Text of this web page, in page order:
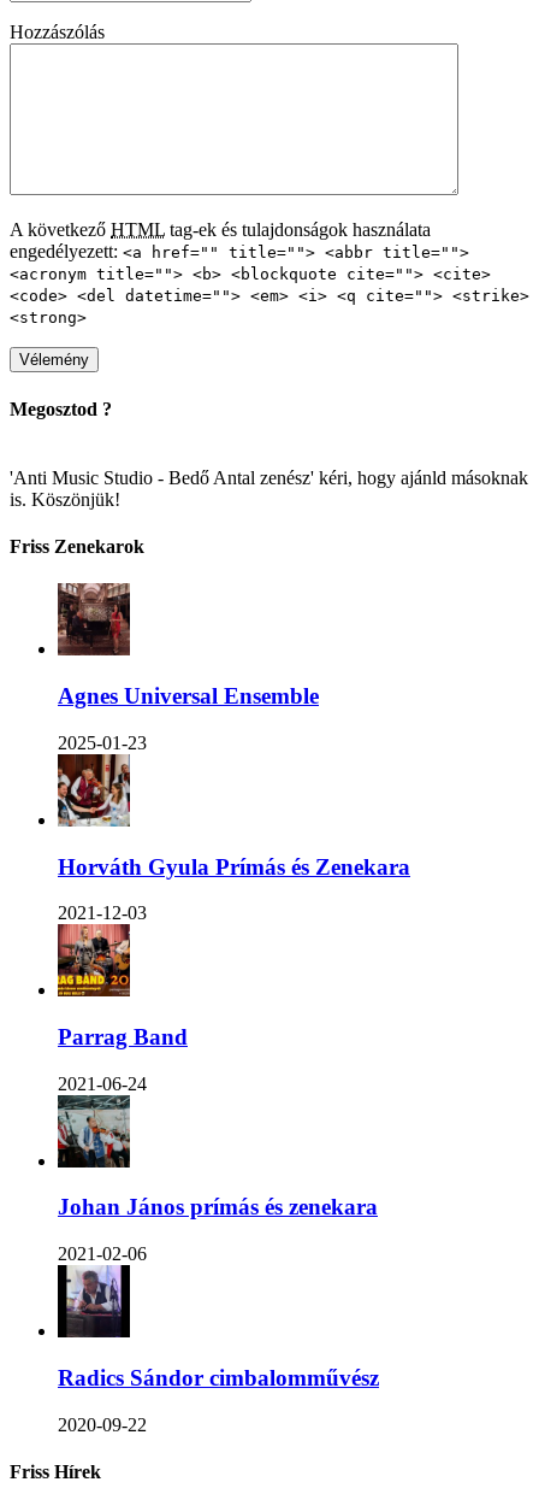
Hozzászólás
A következő HTML tag-ek és tulajdonságok használata
engedélyezett: <a href="" title=""> <abbr title="">
<acronym title=""> <b> <blockquote cite=""> <cite>
<code> <del datetime=""> <em> <i> <q cite=""> <strike>
<strong>
Megosztod ?
'Anti Music Studio - Bedő Antal zenész' kéri, hogy ajánld másoknak
is. Köszönjük!
Friss Zenekarok
Agnes Universal Ensemble
2025-01-23
Horváth Gyula Prímás és Zenekara
2021-12-03
Parrag Band
2021-06-24
Johan János prímás és zenekara
2021-02-06
Radics Sándor cimbalomművész
2020-09-22
Friss Hírek